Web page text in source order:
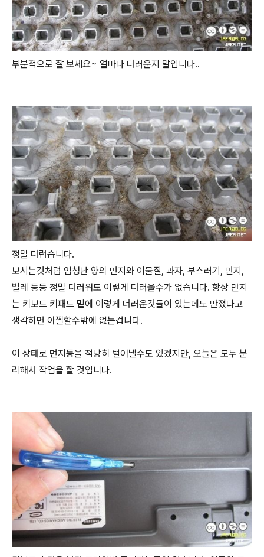
부분적으로 잘 보세요~ 얼마나 더러운지 말입니다..
정말 더럽습니다.
보시는것처럼 엄청난 양의 먼지와 이물질, 과자, 부스러기, 먼지,
벌레 등등 정말 더러워도 이렇게 더러울수가 없습니다. 항상 만지
는 키보드 키패드 밑에 이렇게 더러운것들이 있는데도 만졌다고
생각하면 아찔할수밖에 없는겁니다.
이 상태로 먼지등을 적당히 털어낼수도 있겠지만, 오늘은 모두 분
리해서 작업을 할 것입니다.